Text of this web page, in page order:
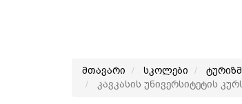
მთავარი სკოლები
კავკასის უნივერსიტეტის